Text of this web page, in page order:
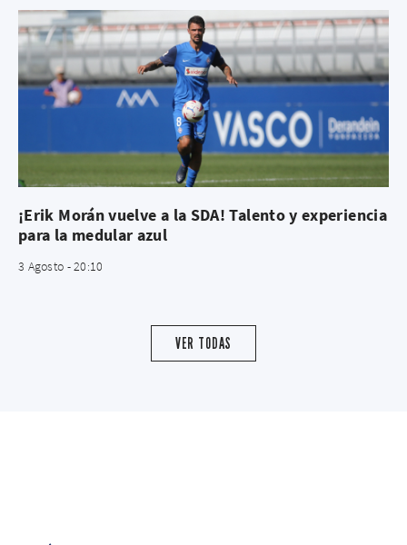
¡Erik Morán vuelve a la SDA! Talento y experiencia
para la medular azul
3 Agosto - 20:10
VER TODAS